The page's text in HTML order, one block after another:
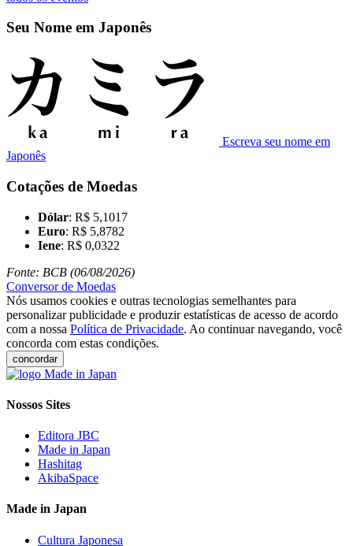
Seu Nome em Japonês
Escreva seu nome em
Japonês
Cotações de Moedas
Dólar: R$ 5,1017
Euro: R$ 5,8782
Iene: R$ 0,0322
Fonte: BCB (06/08/2026)
Conversor de Moedas
Nós usamos cookies e outras tecnologias semelhantes para
personalizar publicidade e produzir estatísticas de acesso de acordo
com a nossa Política de Privacidade. Ao continuar navegando, você
concorda com estas condições.
concordar
Nossos Sites
Editora JBC
Made in Japan
Hashitag
AkibaSpace
Made in Japan
Cultura Japonesa